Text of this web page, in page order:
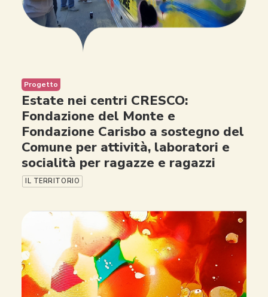
Progetto
Estate nei centri CRESCO:
Fondazione del Monte e
Fondazione Carisbo a sostegno del
Comune per attività, laboratori e
socialità per ragazze e ragazzi
IL TERRITORIO